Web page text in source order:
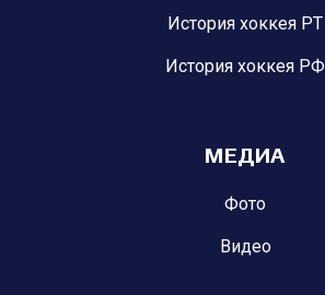
История хоккея РТ
История хоккея РФ
МЕДИА
Фото
Видео